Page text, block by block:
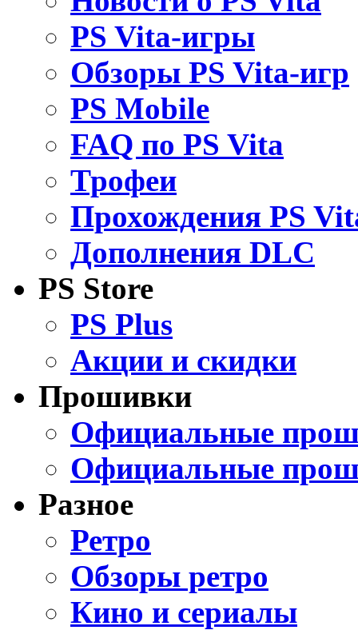
PS Vita-игры
Обзоры PS Vita-игр
PS Mobile
FAQ по PS Vita
Трофеи
Прохождения PS
Дополнения DLC
PS Store
PS Plus
Акции и скидки
Прошивки
Официальные
Официальные
Разное
Ретро
Обзоры ретро
Кино и сериалы